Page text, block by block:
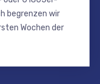
begrenzen wir
Wochen der